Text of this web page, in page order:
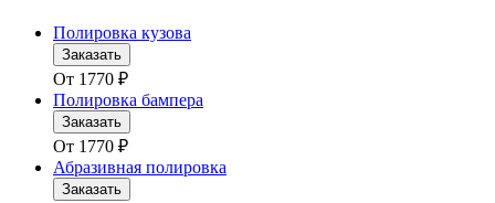
Полировка кузова
Заказать
От 1770 ₽
Полировка бампера
Заказать
От 1770 ₽
Абразивная полировка
Заказать